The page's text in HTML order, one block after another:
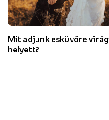
Mit adjunk esküvőre virág
helyett?